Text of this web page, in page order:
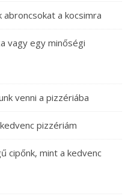
a kocsimra
vagy egy minőségi
venni a pizzériába
pizzériám
cipőnk, mint a kedvenc